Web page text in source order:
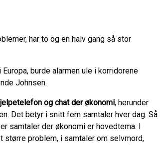
har to og en halv gang så stor
burde alarmen ule i korridorene
Johnsen.
og chat der økonomi, herunder
Det betyr i snitt fem samtaler hver dag. Så
samtaler der økonomi er hovedtema. I
større problem, i samtaler om selvmord,